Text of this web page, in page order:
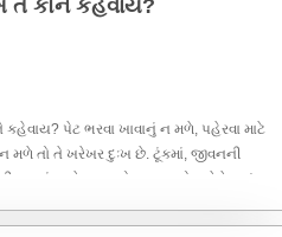
તે કોને કહેવાય?
કહેવાય? પેટ ભરવા ખાવાનું ન મળે, પહેરવા માટે
મળે તો તે ખરેખર દુઃખ છે. ટૂંકમાં, જીવનની
કપડાં અને મકાનનો અભાવ હોય તેને ખરું